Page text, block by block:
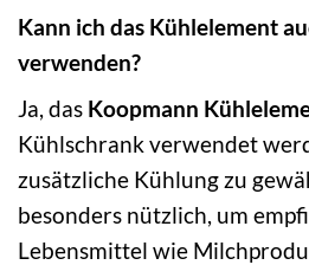
Kann ich das Kühlelement
verwenden?
Ja, das Koopmann
Kühlschrank verwendet
zusätzliche Kühlung zu
besonders nützlich, um
Lebensmittel wie